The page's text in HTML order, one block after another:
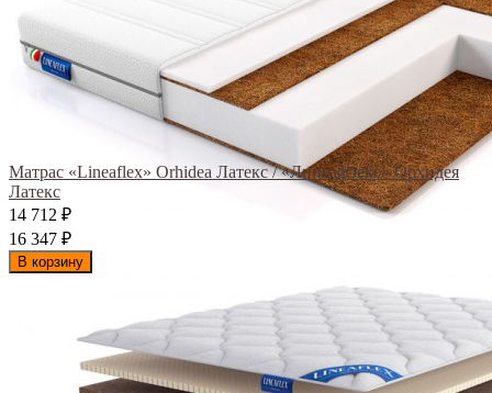
Матрас «Lineaflex» Orhidea Латекс / «Линеафлекс» Орхидея
Латекс
14 712 ₽
16 347 ₽
В корзину